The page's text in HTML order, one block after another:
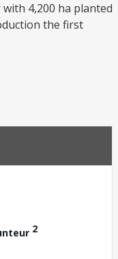
4,200 ha planted
the first
2